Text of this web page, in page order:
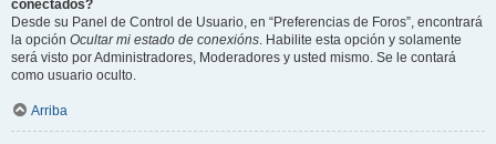
conectados?
Desde su Panel de Control de Usuario, en “Preferencias de Foros”, encontrará
la opción Ocultar mi estado de conexións. Habilite esta opción y solamente
será visto por Administradores, Moderadores y usted mismo. Se le contará
como usuario oculto.
Arriba